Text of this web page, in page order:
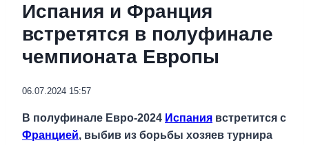
Испания и Франция
встретятся в полуфинале
чемпионата Европы
06.07.2024 15:57
В полуфинале Евро-2024 Испания встретится с
Францией, выбив из борьбы хозяев турнира